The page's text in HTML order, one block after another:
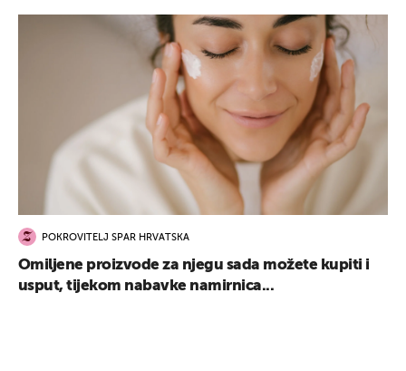
POKROVITELJ SPAR HRVATSKA
Omiljene proizvode za njegu sada možete kupiti i
usput, tijekom nabavke namirnica...